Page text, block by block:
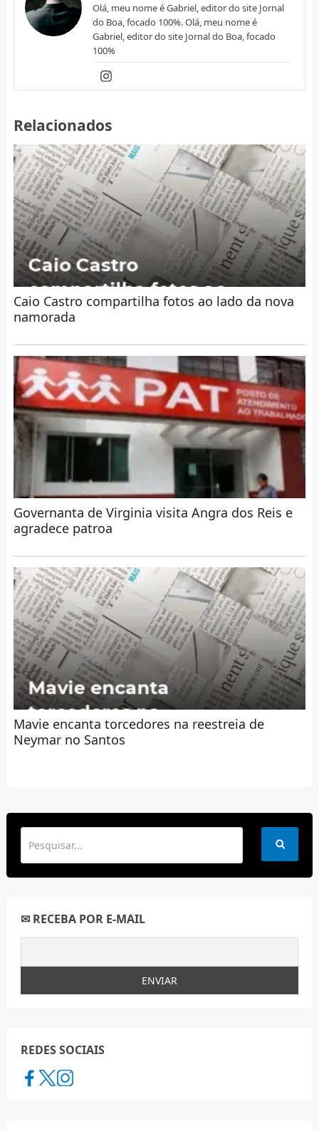
Olá, meu nome é Gabriel, editor do site Jornal
do Boa, focado 100%. Olá, meu nome é
Gabriel, editor do site Jornal do Boa, focado
100%
Relacionados
Caio Castro compartilha fotos ao lado da nova
namorada
Governanta de Virginia visita Angra dos Reis e
agradece patroa
Mavie encanta torcedores na reestreia de
Neymar no Santos
✉ RECEBA POR E-MAIL
REDES SOCIAIS